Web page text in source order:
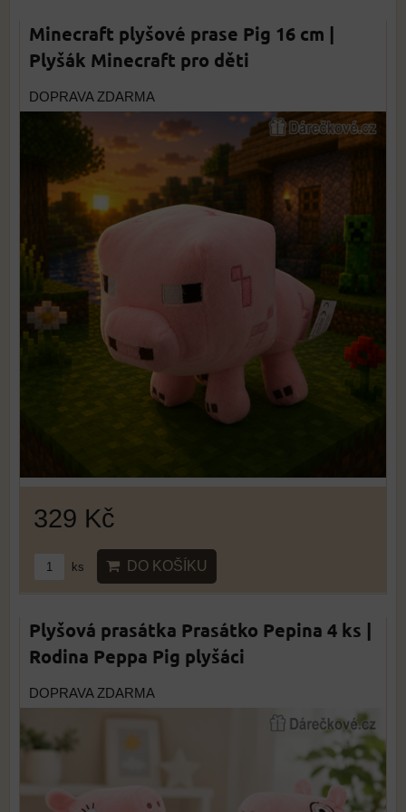
Minecraft plyšové prase Pig 16 cm |
Plyšák Minecraft pro děti
DOPRAVA ZDARMA
329 Kč
ks DO KOŠÍKU
Plyšová prasátka Prasátko Pepina 4 ks |
Rodina Peppa Pig plyšáci
DOPRAVA ZDARMA